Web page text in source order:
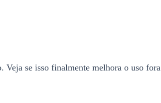
se isso finalmente melhora o uso fora